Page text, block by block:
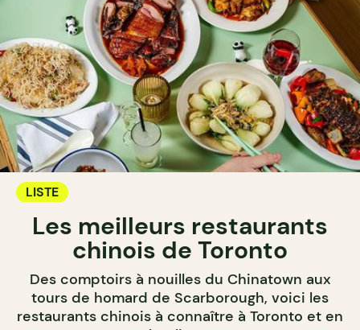
LISTE
Les meilleurs restaurants
chinois de Toronto
Des comptoirs à nouilles du Chinatown aux
tours de homard de Scarborough, voici les
restaurants chinois à connaître à Toronto et en